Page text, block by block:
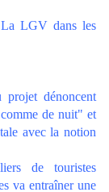
La LGV dans les
projet dénoncent
de nuit" et
avec la notion
de touristes
va entraîner une